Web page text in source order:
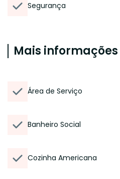
Segurança
Mais informações
Área de Serviço
Banheiro Social
Cozinha Americana